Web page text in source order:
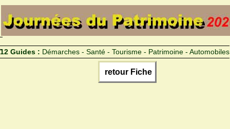
12 Guides : Démarches - Santé - Tourisme - Patrimoine - Automobiles
retour Fiche